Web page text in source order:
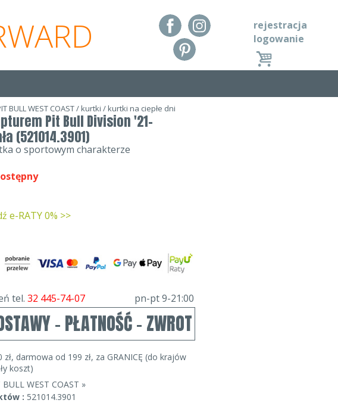
rejestracja
logowanie
BULL WEST COAST/kurtki /kurtki na ciepłe dni
Pit Bull Division '21-
(521014.3901)
o sportowym charakterze
e-RATY 0% >>
tel. 32 445-74-07 pn-pt 9-21:00
- PŁATNOŚĆ - ZWROT
zł, darmowa od 199 zł, za GRANICĘ (do krajów
koszt)
BULL WEST COAST »
: 521014.3901